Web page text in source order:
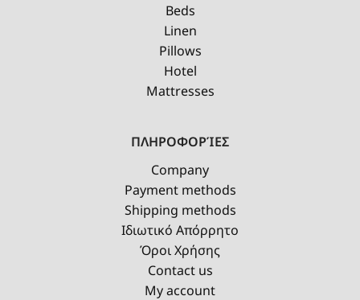
Beds
Linen
Pillows
Hotel
Mattresses
ΠΛΗΡΟΦΟΡΊΕΣ
Company
Payment methods
Shipping methods
Ιδιωτικό Απόρρητο
Όροι Χρήσης
Contact us
My account